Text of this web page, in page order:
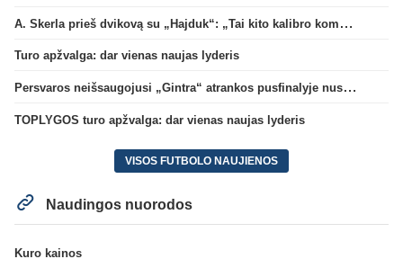
A. Skerla prieš dvikovą su „Hajduk“: „Tai kito kalibro komanda“
Turo apžvalga: dar vienas naujas lyderis
Persvaros neišsaugojusi „Gintra“ atrankos pusfinalyje nusileido Škotijos čempionėms
TOPLYGOS turo apžvalga: dar vienas naujas lyderis
VISOS FUTBOLO NAUJIENOS
Naudingos nuorodos
Kuro kainos